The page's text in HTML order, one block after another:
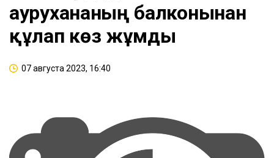
аурухананың балконынан
құлап көз жұмды
07 августа 2023, 16:40